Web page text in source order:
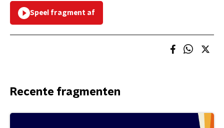
Speel fragment af
Recente fragmenten